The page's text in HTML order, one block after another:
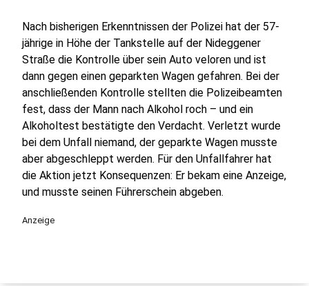
Nach bisherigen Erkenntnissen der Polizei hat der 57-
jährige in Höhe der Tankstelle auf der Nideggener
Straße die Kontrolle über sein Auto veloren und ist
dann gegen einen geparkten Wagen gefahren. Bei der
anschließenden Kontrolle stellten die Polizeibeamten
fest, dass der Mann nach Alkohol roch – und ein
Alkoholtest bestätigte den Verdacht. Verletzt wurde
bei dem Unfall niemand, der geparkte Wagen musste
aber abgeschleppt werden. Für den Unfallfahrer hat
die Aktion jetzt Konsequenzen: Er bekam eine Anzeige,
und musste seinen Führerschein abgeben.
Anzeige